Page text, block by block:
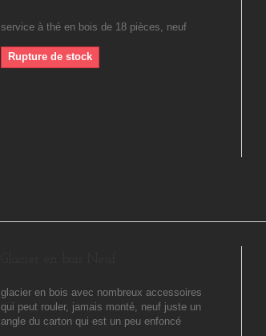
service à thé en bois de 18 pièces, neuf
Rupture de stock
glacier en bois avec nombreux accessoires
qui peut rouler, jamais monté, neuf juste un
angle du carton qui est un peu enfoncé